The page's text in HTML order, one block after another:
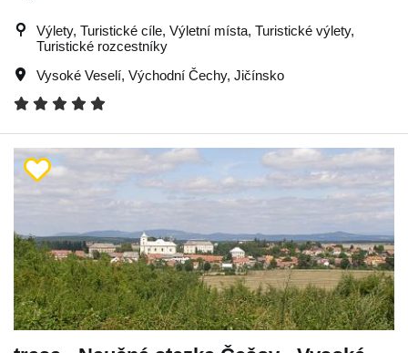
Výlety, Turistické cíle, Výletní místa, Turistické výlety,
Turistické rozcestníky
Vysoké Veselí, Východní Čechy, Jičínsko